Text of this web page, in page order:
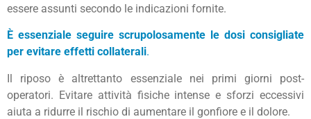
essere assunti secondo le indicazioni fornite.
È essenziale seguire scrupolosamente le dosi consigliate
per evitare effetti collaterali.
Il riposo è altrettanto essenziale nei primi giorni post-
operatori. Evitare attività fisiche intense e sforzi eccessivi
aiuta a ridurre il rischio di aumentare il gonfiore e il dolore.